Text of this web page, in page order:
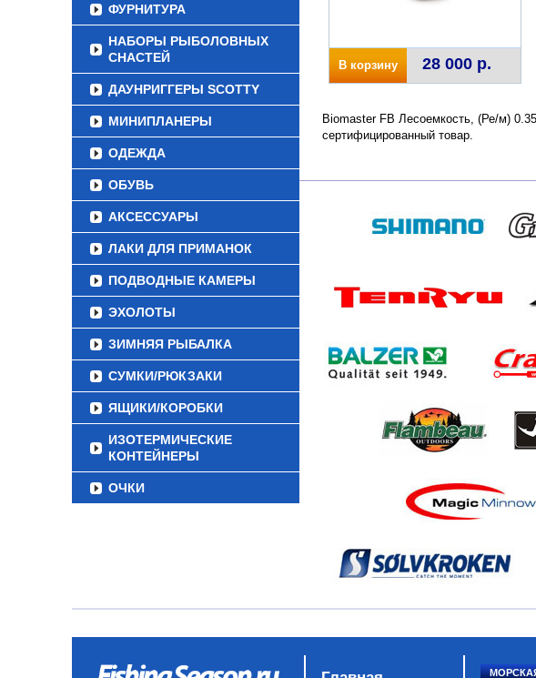
ФУРНИТУРА
НАБОРЫ РЫБОЛОВНЫХ
СНАСТЕЙ
ДАУНРИГГЕРЫ SCOTTY
МИНИПЛАНЕРЫ
ОДЕЖДА
ОБУВЬ
АКСЕССУАРЫ
ЛАКИ ДЛЯ ПРИМАНОК
ПОДВОДНЫЕ КАМЕРЫ
ЭХОЛОТЫ
ЗИМНЯЯ РЫБАЛКА
СУМКИ/РЮКЗАКИ
ЯЩИКИ/КОРОБКИ
ИЗОТЕРМИЧЕСКИЕ
КОНТЕЙНЕРЫ
ОЧКИ
В корзину 28 000 р.
Biomaster FB Лесоемкость, (Ре/м)
сертифицированный товар.